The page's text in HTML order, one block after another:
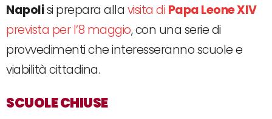
Napolisi prepara alla visita di Papa Leone XIV
prevista per l’8 maggio, con una serie di
provvedimenti che interesseranno scuole e
viabilità cittadina.
SCUOLE CHIUSE